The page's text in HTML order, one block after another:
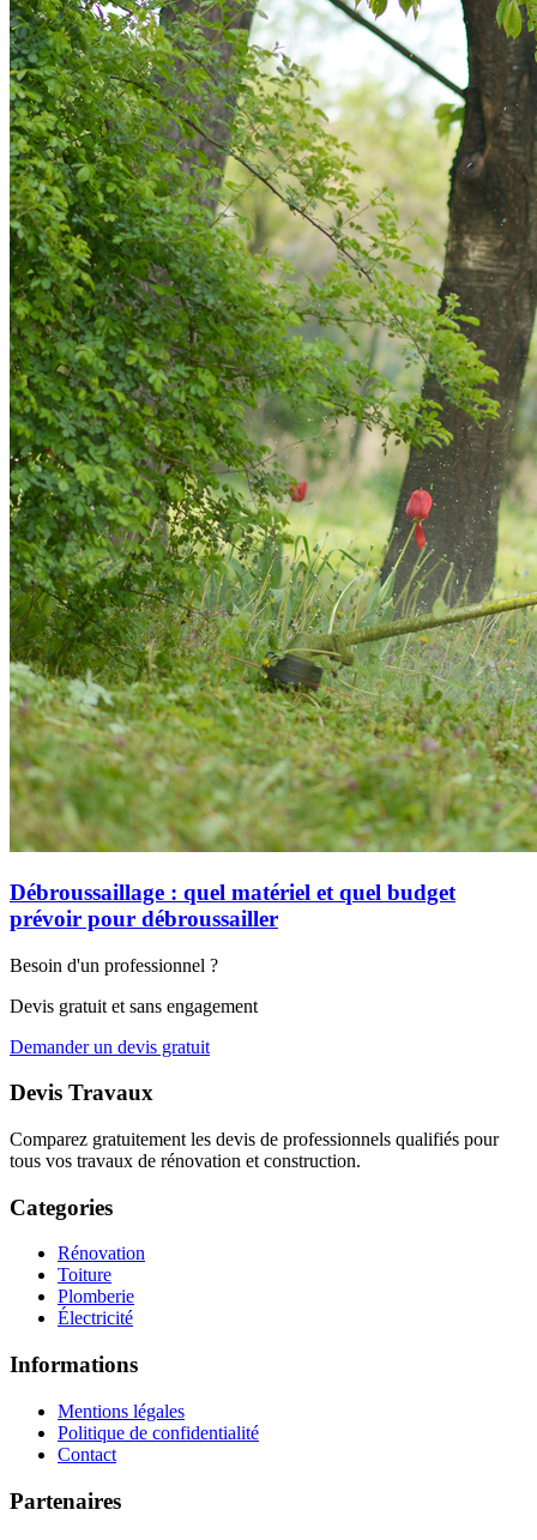
Débroussaillage : quel matériel et quel budget
prévoir pour débroussailler
Besoin d'un professionnel ?
Devis gratuit et sans engagement
Demander un devis gratuit
Devis Travaux
Comparez gratuitement les devis de professionnels qualifiés pour
tous vos travaux de rénovation et construction.
Categories
Rénovation
Toiture
Plomberie
Électricité
Informations
Mentions légales
Politique de confidentialité
Contact
Partenaires